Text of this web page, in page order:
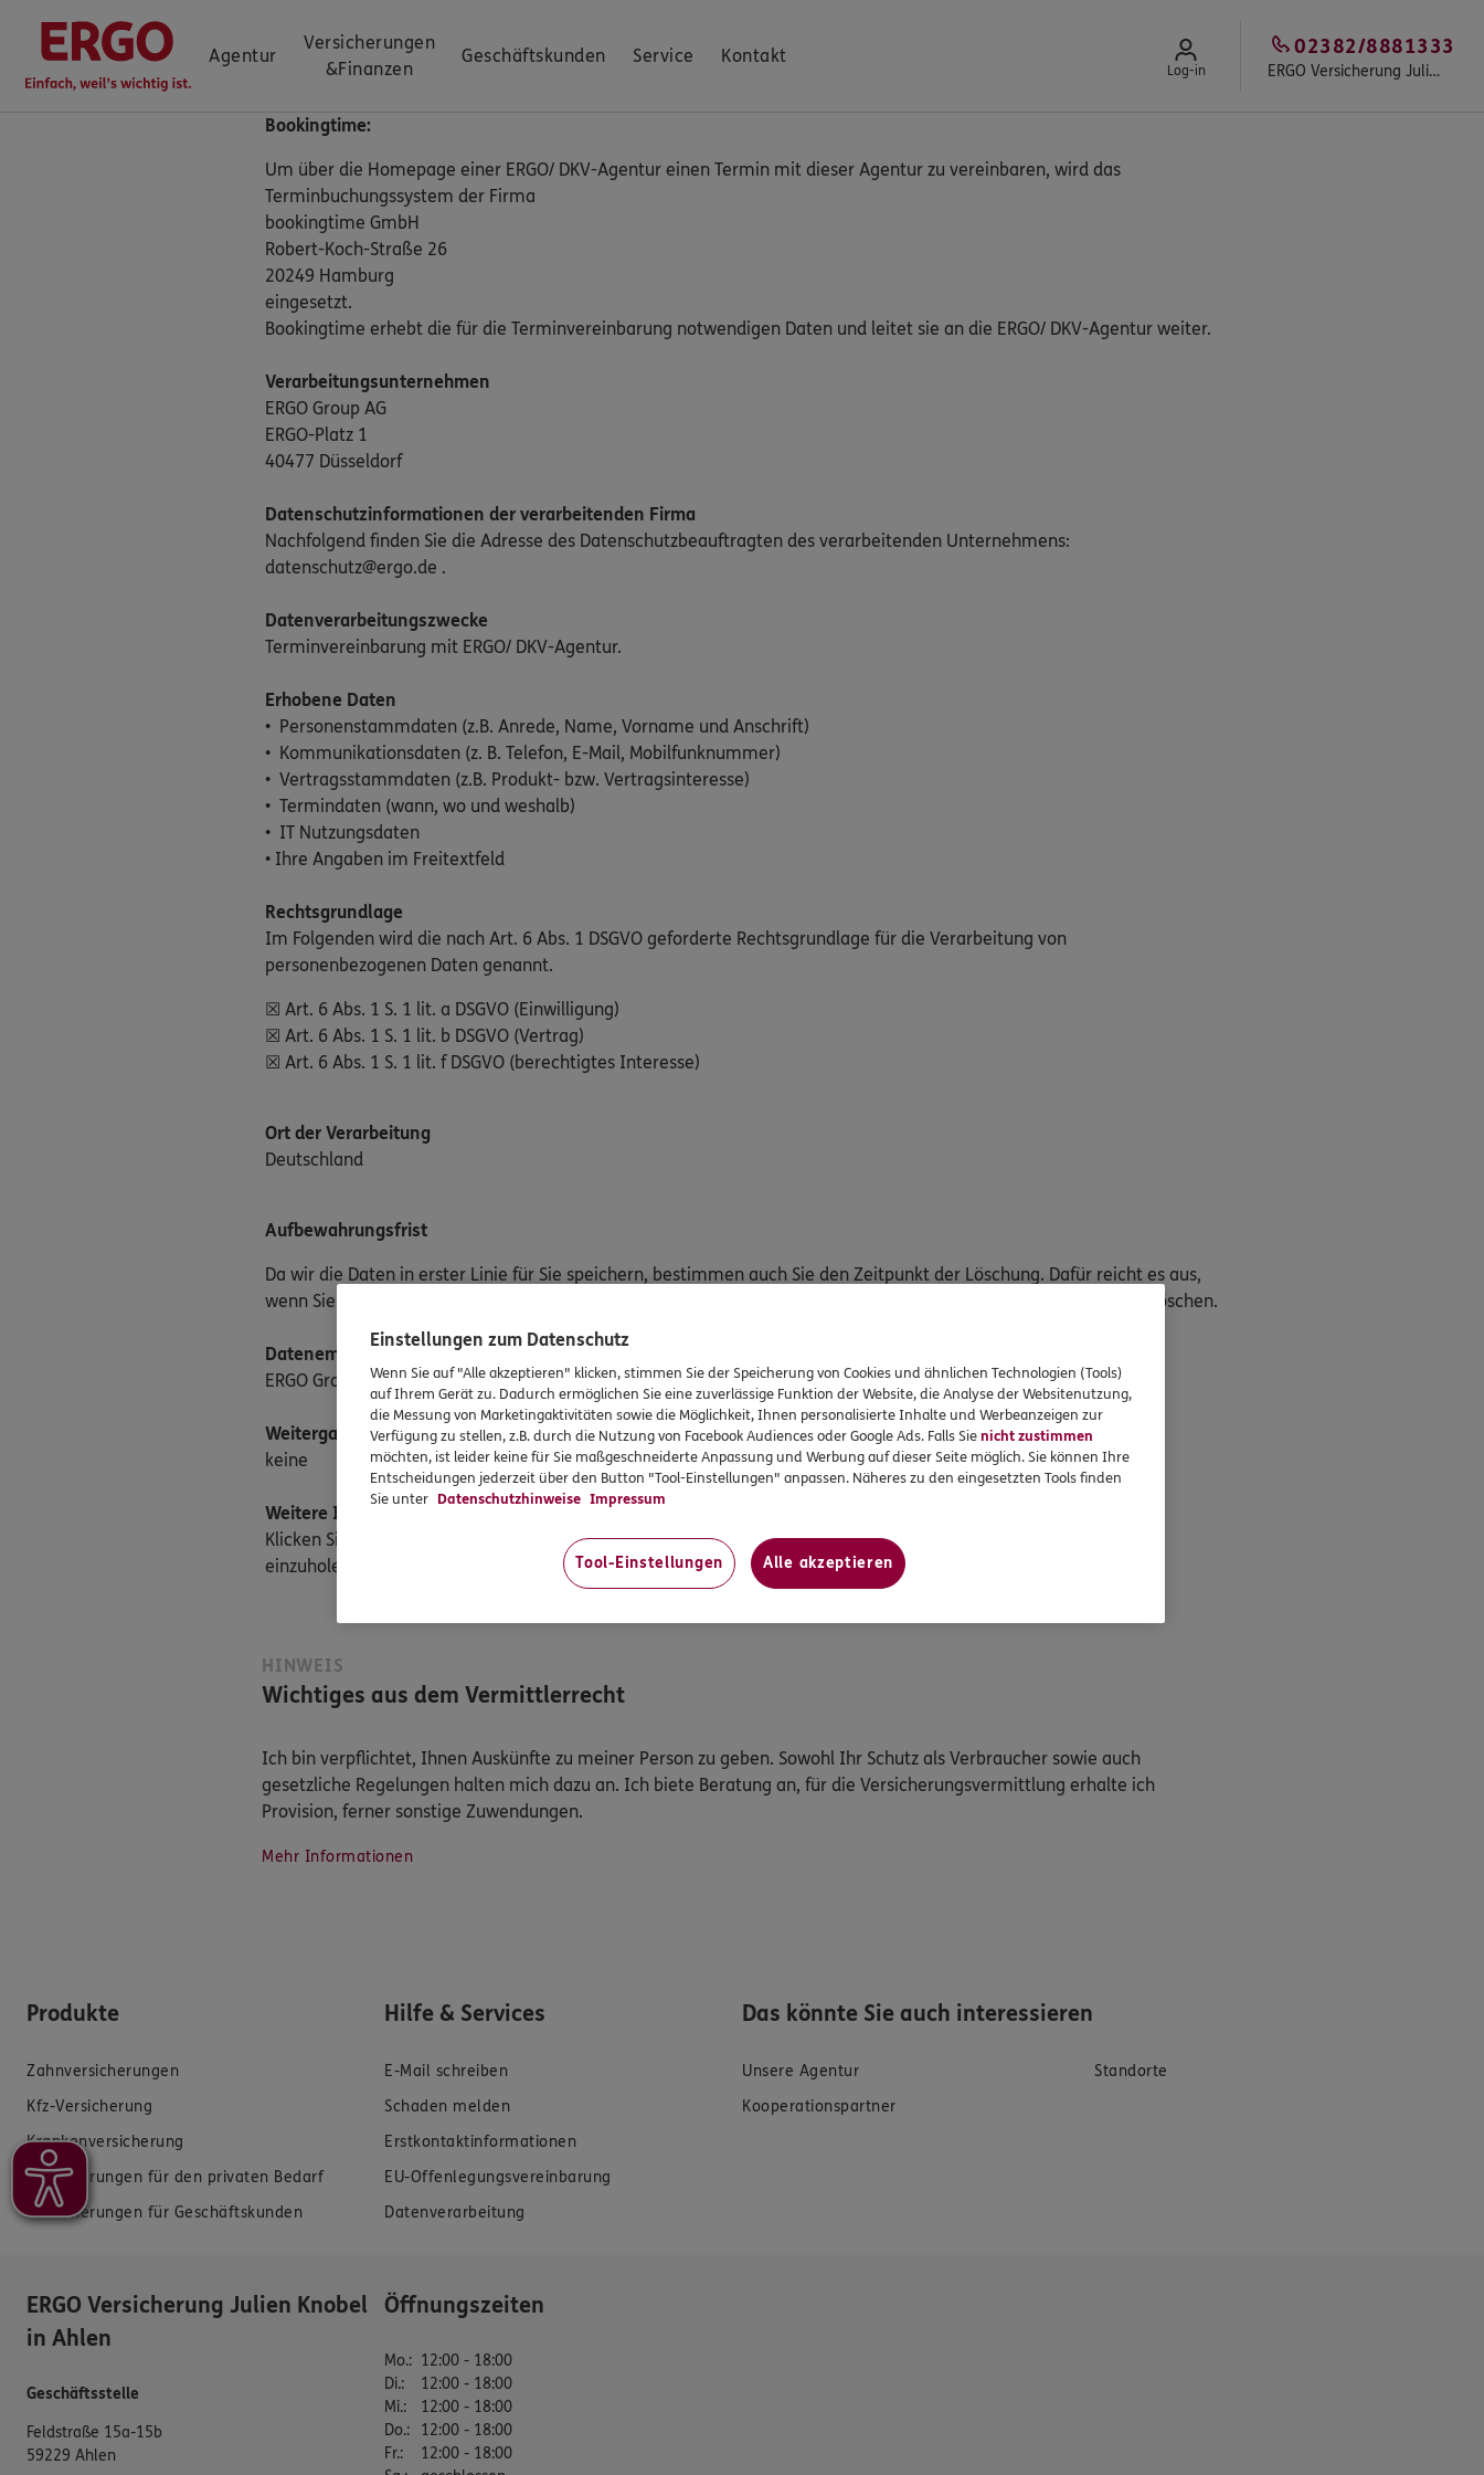
Agentur
Versicherungen
&Finanzen
Geschäftskunden Service Kontakt
Log-in ERGO Versicherung Julien Knobel in Ahlen
02382/8881333
Bookingtime:
Um über die Homepage einer ERGO/ DKV-Agentur einen Termin mit dieser Agentur zu vereinbaren, wird das
Terminbuchungssystem der Firma
bookingtime GmbH
Robert-Koch-Straße 26
20249 Hamburg
eingesetzt.
Bookingtime erhebt die für die Terminvereinbarung notwendigen Daten und leitet sie an die ERGO/ DKV-Agentur weiter.
Verarbeitungsunternehmen
ERGO Group AG
ERGO-Platz 1
40477 Düsseldorf
Datenschutzinformationen der verarbeitenden Firma
Nachfolgend finden Sie die Adresse des Datenschutzbeauftragten des verarbeitenden Unternehmens:
datenschutz@ergo.de .
Datenverarbeitungszwecke
Terminvereinbarung mit ERGO/ DKV-Agentur.
Erhobene Daten
• Personenstammdaten (z.B. Anrede, Name, Vorname und Anschrift)
• Kommunikationsdaten (z. B. Telefon, E-Mail, Mobilfunknummer)
• Vertragsstammdaten (z.B. Produkt- bzw. Vertragsinteresse)
• Termindaten (wann, wo und weshalb)
• IT Nutzungsdaten
• Ihre Angaben im Freitextfeld
Rechtsgrundlage
Im Folgenden wird die nach Art. 6 Abs. 1 DSGVO geforderte Rechtsgrundlage für die Verarbeitung von
personenbezogenen Daten genannt.
☒ Art. 6 Abs. 1 S. 1 lit. a DSGVO (Einwilligung)
☒ Art. 6 Abs. 1 S. 1 lit. b DSGVO (Vertrag)
☒ Art. 6 Abs. 1 S. 1 lit. f DSGVO (berechtigtes Interesse)
Ort der Verarbeitung
Deutschland
Aufbewahrungsfrist
Da wir die Daten in erster Linie für Sie speichern, bestimmen auch Sie den Zeitpunkt der Löschung. Dafür reicht es aus,
wenn Sie uns eine einfache E-Mail an datenschutz002@bookingtime.com mit dem Auftrag senden, die Daten zu löschen.
Datenempfänger
ERGO Group AG
Weitergabe an Drittländer
keine
Weitere Informationen
Klicken Sie hier, um die Datenschutzbestimmungen des Datenverarbeiters zu lesen und ggfs. weitere Auskünfte
einzuholen. Bookingtime:
Datenschutz - onlinetermine
HINWEIS
Wichtiges aus dem Vermittlerrecht
Ich bin verpflichtet, Ihnen Auskünfte zu meiner Person zu geben. Sowohl Ihr Schutz als Verbraucher sowie auch
gesetzliche Regelungen halten mich dazu an. Ich biete Beratung an, für die Versicherungsvermittlung erhalte ich
Provision, ferner sonstige Zuwendungen.
Mehr Informationen
Produkte
Zahnversicherungen
Kfz-Versicherung
Krankenversicherung
Versicherungen für den privaten Bedarf
Versicherungen für Geschäftskunden
Hilfe & Services
E-Mail schreiben
Schaden melden
Erstkontaktinformationen
EU-Offenlegungsvereinbarung
Datenverarbeitung
Das könnte Sie auch interessieren
Unsere Agentur
Standorte
Kooperationspartner
ERGO Versicherung Julien Knobel
in Ahlen
Geschäftsstelle
Feldstraße 15a-15b
59229 Ahlen
Öffnungszeiten
Mo.: 12:00 - 18:00
Di.:
12:00 - 18:00
Mi.:
12:00 - 18:00
Do.:
12:00 - 18:00
Fr.:
12:00 - 18:00
Einstellungen zum Datenschutz
Wenn Sie auf "Alle akzeptieren" klicken, stimmen Sie der Speicherung von Cookies und ähnlichen Technologien (Tools)
auf Ihrem Gerät zu. Dadurch ermöglichen Sie eine zuverlässige Funktion der Website, die Analyse der Websitenutzung,
die Messung von Marketingaktivitäten sowie die Möglichkeit, Ihnen personalisierte Inhalte und Werbeanzeigen zur
Verfügung zu stellen, z.B. durch die Nutzung von Facebook Audiences oder Google Ads. Falls Sienicht zustimmen
möchten, ist leider keine für Sie maßgeschneiderte Anpassung und Werbung auf dieser Seite möglich. Sie können Ihre
Entscheidungen jederzeit über den Button "Tool-Einstellungen" anpassen. Näheres zu den eingesetzten Tools finden
Sie unter Datenschutzhinweise Impressum
Tool-Einstellungen Alle akzeptieren